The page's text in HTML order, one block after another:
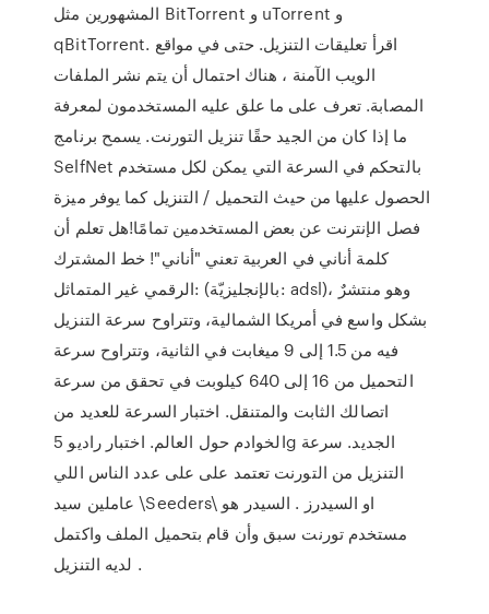
المشهورين مثل BitTorrent و uTorrent و
qBitTorrent. اقرأ تعليقات التنزيل. حتى في مواقع
الويب الآمنة ، هناك احتمال أن يتم نشر الملفات
المصابة. تعرف على ما علق عليه المستخدمون لمعرفة
ما إذا كان من الجيد حقًا تنزيل التورنت. يسمح برنامج
SelfNet بالتحكم في السرعة التي يمكن لكل مستخدم
الحصول عليها من حيث التحميل / التنزيل كما يوفر ميزة
فصل الإنترنت عن بعض المستخدمين تمامًا!هل تعلم أن
كلمة أناني في العربية تعني "أناني"! خط المشترك
الرقمي غير المتماثل: (بالإنجليزيّة: adsl)، وهو منتشرٌ
بشكل واسع في أمريكا الشمالية، وتتراوح سرعة التنزيل
فيه من 1.5 إلى 9 ميغابت في الثانية، وتتراوح سرعة
التحميل من 16 إلى 640 كيلوبت في تحقق من سرعة
اتصالك الثابت والمتنقل. اختبار السرعة للعديد من
الخوادم حول العالم. اختبار راديو 5g الجديد. سرعة
التنزيل من التورنت تعتمد على على عدد الناس اللي
عاملين سيد \Seeders\ او السيدرز . السيدر هو
مستخدم تورنت سبق وأن قام بتحميل الملف واكتمل
لديه التنزيل .